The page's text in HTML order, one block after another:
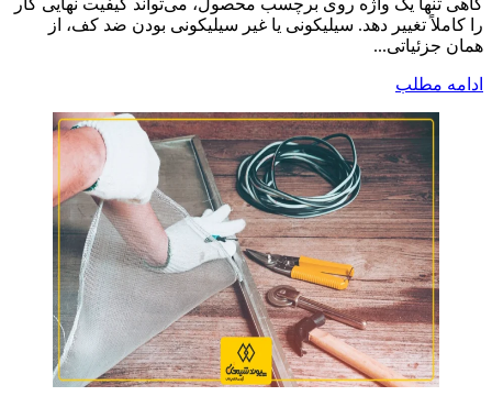
گاهی تنها یک واژه روی برچسب محصول، می‌تواند کیفیت نهایی کار
را کاملاً تغییر دهد. سیلیکونی یا غیر سیلیکونی بودن ضد کف، از
همان جزئیاتی...
ادامه مطلب